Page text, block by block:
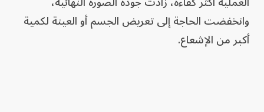
وانخفضت الحاجة إلى تعريض الجسم أو العينة لكمية
أكبر من الإشعاع.